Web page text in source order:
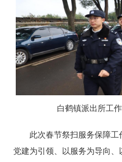
白鹤镇派出所工
此次春节祭扫服务保障
党建为引领、以服务为导向